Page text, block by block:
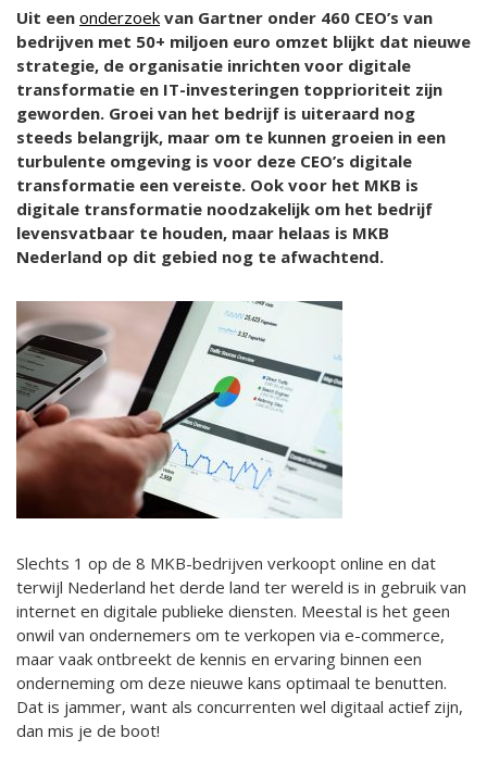
Uit een onderzoek van Gartner onder 460 CEO’s van
bedrijven met 50+ miljoen euro omzet blijkt dat nieuwe
strategie, de organisatie inrichten voor digitale
transformatie en IT-investeringen topprioriteit zijn
geworden. Groei van het bedrijf is uiteraard nog
steeds belangrijk, maar om te kunnen groeien in een
turbulente omgeving is voor deze CEO’s digitale
transformatie een vereiste. Ook voor het MKB is
digitale transformatie noodzakelijk om het bedrijf
levensvatbaar te houden, maar helaas is MKB
Nederland op dit gebied nog te afwachtend.
Slechts 1 op de 8 MKB-bedrijven verkoopt online en dat
terwijl Nederland het derde land ter wereld is in gebruik van
internet en digitale publieke diensten. Meestal is het geen
onwil van ondernemers om te verkopen via e-commerce,
maar vaak ontbreekt de kennis en ervaring binnen een
onderneming om deze nieuwe kans optimaal te benutten.
Dat is jammer, want als concurrenten wel digitaal actief zijn,
dan mis je de boot!